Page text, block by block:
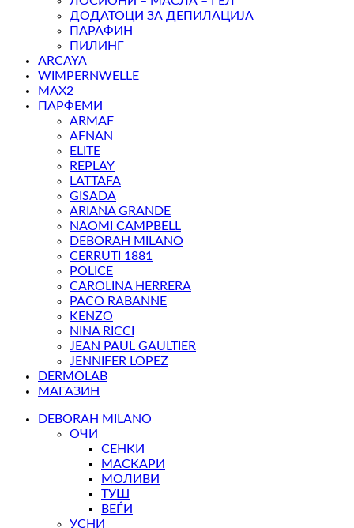
ДОДАТОЦИ ЗА ДЕПИЛАЦИЈА
ПАРАФИН
ПИЛИНГ
ARCAYA
WIMPERNWELLE
MAX2
ПАРФЕМИ
ARMAF
AFNAN
ELITE
REPLAY
LATTAFA
GISADA
ARIANA GRANDE
NAOMI CAMPBELL
DEBORAH MILANO
CERRUTI 1881
POLICE
CAROLINA HERRERA
PACO RABANNE
KENZO
NINA RICCI
JEAN PAUL GAULTIER
JENNIFER LOPEZ
DERMOLAB
МАГАЗИН
DEBORAH MILANO
ОЧИ
СЕНКИ
МАСКАРИ
МОЛИВИ
ТУШ
ВЕЃИ
УСНИ